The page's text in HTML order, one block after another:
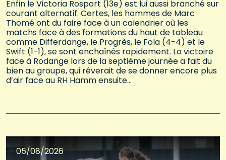
Enfin le Victoria Rosport (13e) est lui aussi branché sur
courant alternatif. Certes, les hommes de Marc
Thomé ont du faire face à un calendrier où les
matchs face à des formations du haut de tableau
comme Differdange, le Progrès, le Fola (4-4) et le
Swift (1-1), se sont enchaînés rapidement. La victoire
face à Rodange lors de la septième journée a fait du
bien au groupe, qui rêverait de se donner encore plus
d’air face au RH Hamm ensuite…
05/08/2026